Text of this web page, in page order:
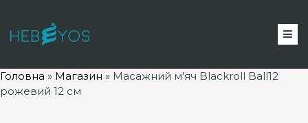
Головна » Магазин » Масажний м'яч Blackroll Ball12
рожевий 12 см